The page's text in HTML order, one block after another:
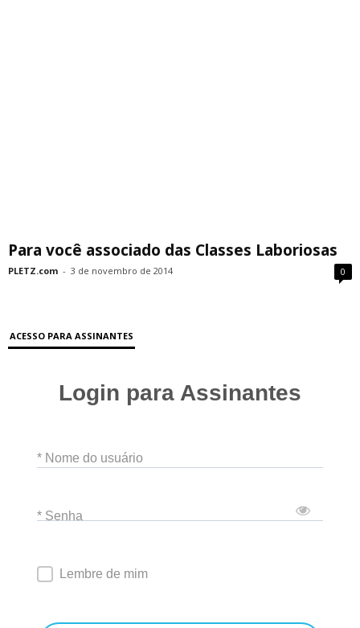
Para você associado das Classes Laboriosas
PLETZ.com - 3 de novembro de 2014 0
ACESSO PARA ASSINANTES
Login para Assinantes
* Nome do usuário
* Senha
Lembre de mim